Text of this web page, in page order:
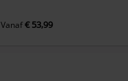
Vanaf€ 53,99